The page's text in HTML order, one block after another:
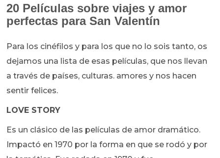
20 Películas sobre viajes y amor
perfectas para San Valentín
Para los cinéfilos y para los que no lo sois tanto, os
dejamos una lista de esas películas, que nos llevan
a través de países, culturas. amores y nos hacen
sentir felices.
LOVE STORY
Es un clásico de las películas de amor dramático.
Impactó en 1970 por la forma en que se rodó y por